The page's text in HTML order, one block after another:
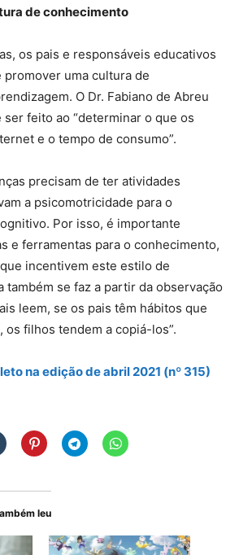
de conhecimento
os pais e responsáveis educativos
uma cultura de
O Dr. Fabiano de Abreu
feito ao “determinar o que os
e o tempo de consumo”.
precisam de ter atividades
a psicomotricidade para o
Por isso, é importante
e ferramentas para o conhecimento,
incentivem este estilo de
também se faz a partir da observação
leem, se os pais têm hábitos que
os filhos tendem a copiá-los”.
na edição de abril 2021 (nº 315)
leu